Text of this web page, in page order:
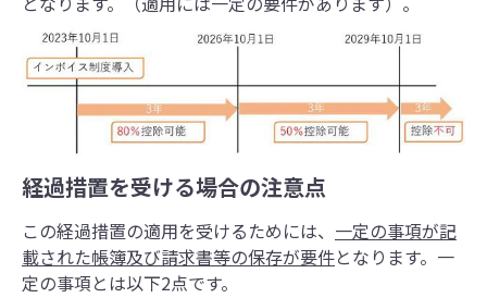
経過措置を受ける場合の注意点
この経過措置の適用を受けるためには、 一定の事項が記
載された帳簿及び請求書等の保存が要件となります。一
定の事項とは以下2点です。